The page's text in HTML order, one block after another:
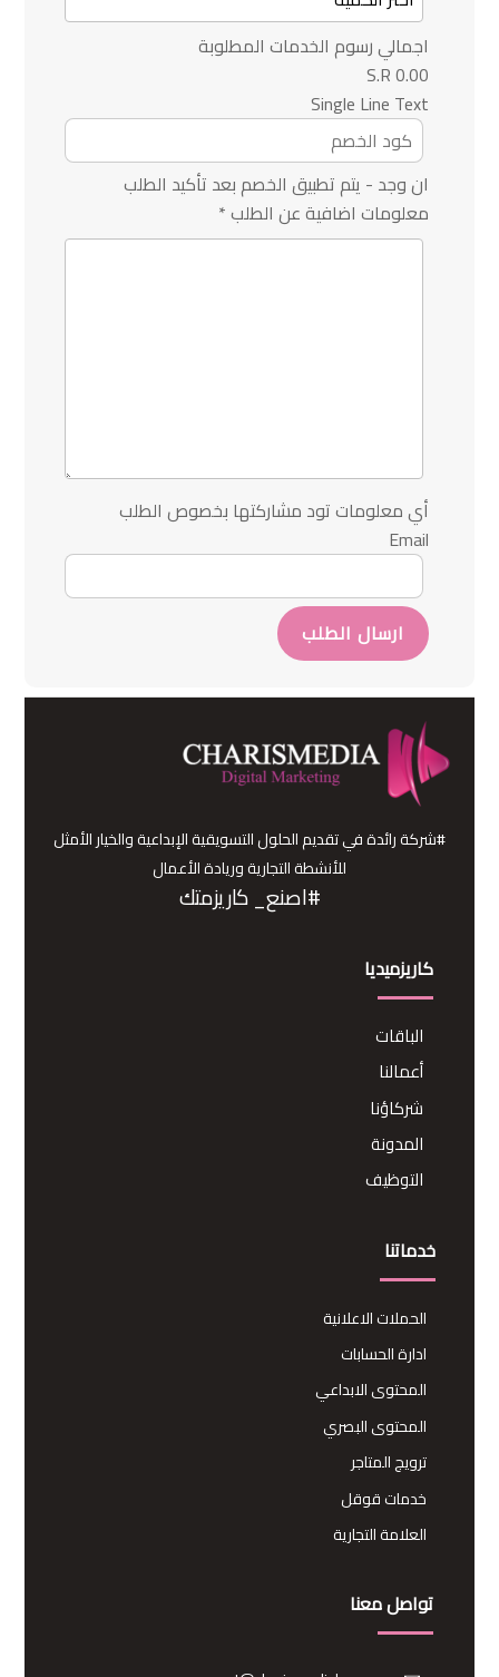
اجمالي رسوم الخدمات المطلوبة
0.00 S.R
Single Line Text
ان وجد - يتم تطبيق الخصم بعد تأكيد الطلب
معلومات اضافية عن الطلب*
أي معلومات تود مشاركتها بخصوص الطلب
Email
ارسال الطلب
#شركة رائدة في تقديم الحلول التسويقية الإبداعية والخيار الأمثل
للأنشطة التجارية وريادة الأعمال
#اصنع_ كاريزمتك
كاريزميديا
الباقات
أعمالنا
شركاؤنا
المدونة
التوظيف
خدماتنا
الحملات الاعلانية
ادارة الحسابات
المحتوى الابداعي
المحتوى البصري
ترويج المتاجر
خدمات قوقل
العلامة التجارية
تواصل معنا